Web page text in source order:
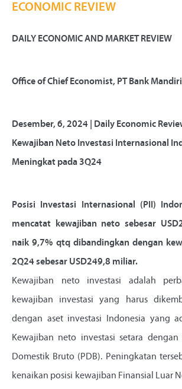
ECONOMIC REVIEW
DAILY ECONOMIC AND MARKET REVIEW
Office of Chief Economist, PT Bank Mandiri
Desember, 6, 2024 | Daily Economic
Kewajiban Neto Investasi Internasional
Meningkat pada 3Q24
Posisi Investasi Internasional (PII)
mencatat kewajiban neto sebesar
naik 9,7% qtq dibandingkan dengan
2Q24 sebesar USD249,8 miliar.
Kewajiban neto investasi adalah
kewajiban investasi yang harus
dengan aset investasi Indonesia yang
Kewajiban neto investasi setara
Domestik Bruto (PDB). Peningkatan
kenaikan posisi kewajiban Finansial Luar